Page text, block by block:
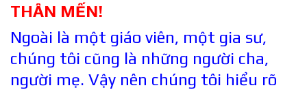
THÂN MẾN!
Ngoài là một giáo viên, một gia sư,
chúng tôi cũng là những người cha,
người mẹ. Vậy nên chúng tôi hiểu rõ